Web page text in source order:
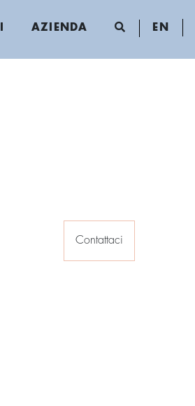
AZIENDA EN
Contattaci